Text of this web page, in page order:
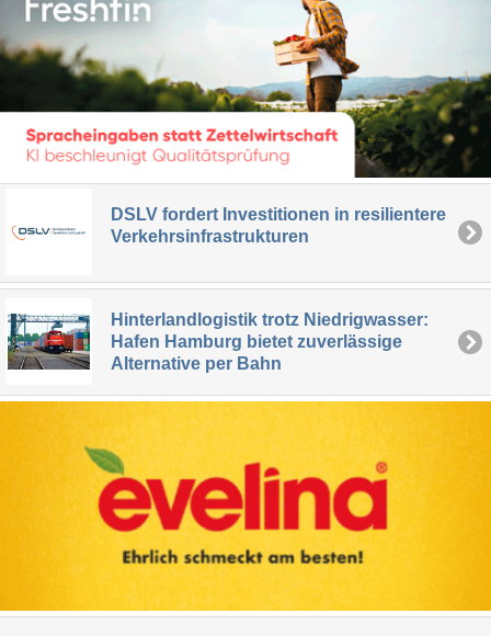
DSLV fordert Investitionen in resilientere
Verkehrsinfrastrukturen
Hinterlandlogistik trotz Niedrigwasser:
Hafen Hamburg bietet zuverlässige
Alternative per Bahn